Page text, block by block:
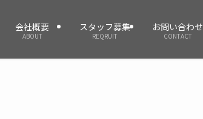
会社概要
ABOUT
スタッフ募集
REQRUIT
お問い合わせ
CONTACT